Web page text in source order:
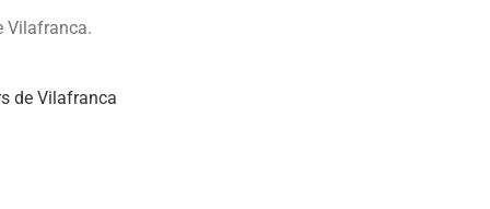
Vilafranca.
de Vilafranca